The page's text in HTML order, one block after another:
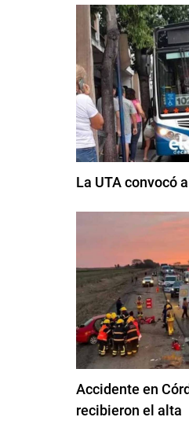
La UTA convocó
Accidente en
recibieron el alta